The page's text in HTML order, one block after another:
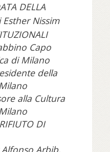
DELLA
Nissim
Capo
di Milano
della
alla Cultura
DI
Arbib,